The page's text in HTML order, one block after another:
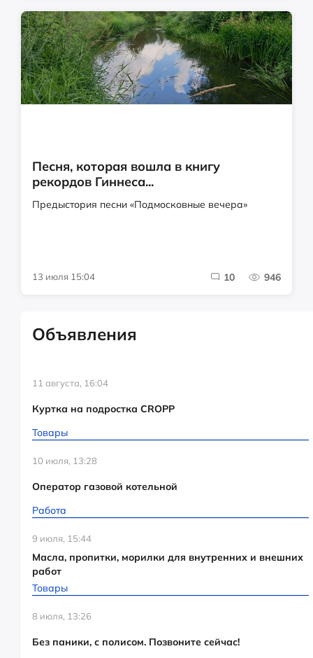
Песня, которая вошла в книгу
рекордов Гиннеса...
Предыстория песни «Подмосковные вечера»
13 июля 15:04 10 946
Объявления
11 августа, 16:04
Куртка на подростка CROPP
Товары
10 июля, 13:28
Оператор газовой котельной
Работа
9 июля, 15:44
Масла, пропитки, морилки для внутренних и внешних
работ
Товары
8 июля, 13:26
Без паники, с полисом. Позвоните сейчас!